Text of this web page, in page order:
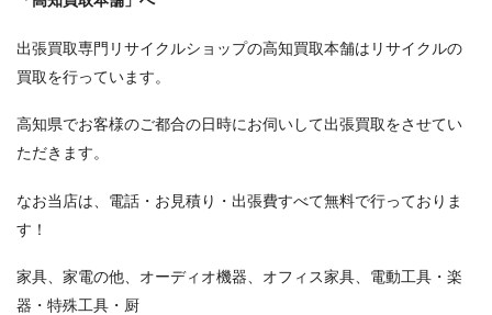
出張買取専門リサイクルショップの高知買取本舗はリサイクルの
買取を行っています。
高知県でお客様のご都合の日時にお伺いして出張買取をさせてい
ただきます。
なお当店は、電話・お見積り・出張費すべて無料で行っておりま
す！
家具、家電の他、オーディオ機器、オフィス家具、電動工具・楽
器・特殊工具・厨